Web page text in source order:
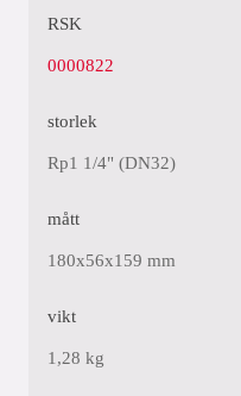
RSK
0000822
storlek
Rp1 1/4" (DN32)
mått
180x56x159 mm
vikt
1,28 kg